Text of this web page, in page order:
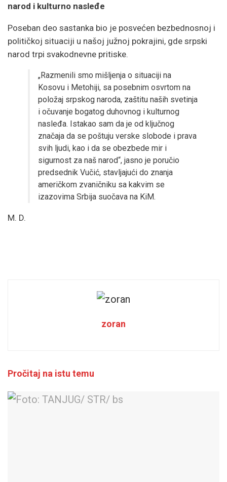
narod i kulturno nasleđe
Poseban deo sastanka bio je posvećen bezbednosnoj i
političkoj situaciji u našoj južnoj pokrajini, gde srpski
narod trpi svakodnevne pritiske.
„Razmenili smo mišljenja o situaciji na
Kosovu i Metohiji, sa posebnim osvrtom na
položaj srpskog naroda, zaštitu naših svetinja
i očuvanje bogatog duhovnog i kulturnog
nasleđa. Istakao sam da je od ključnog
značaja da se poštuju verske slobode i prava
svih ljudi, kao i da se obezbede mir i
sigurnost za naš narod“, jasno je poručio
predsednik Vučić, stavljajući do znanja
američkom zvaničniku sa kakvim se
izazovima Srbija suočava na KiM.
M. D.
zoran
Pročitaj na istu temu